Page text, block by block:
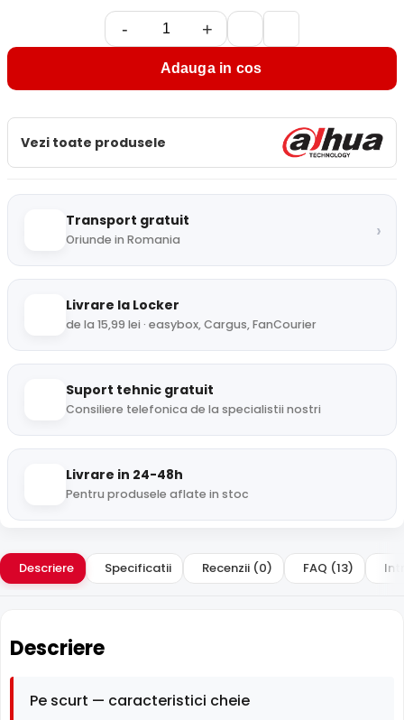
- +
Adauga in cos
Vezi toate produsele
Transport gratuit
Oriunde in Romania ›
Livrare la Locker
de la 15,99 lei · easybox, Cargus, FanCourier
Suport tehnic gratuit
Consiliere telefonica de la specialistii nostri
Livrare in 24-48h
Pentru produsele aflate in stoc
Descriere Specificatii Recenzii (0) FAQ (13)
Descriere
Pe scurt — caracteristici cheie